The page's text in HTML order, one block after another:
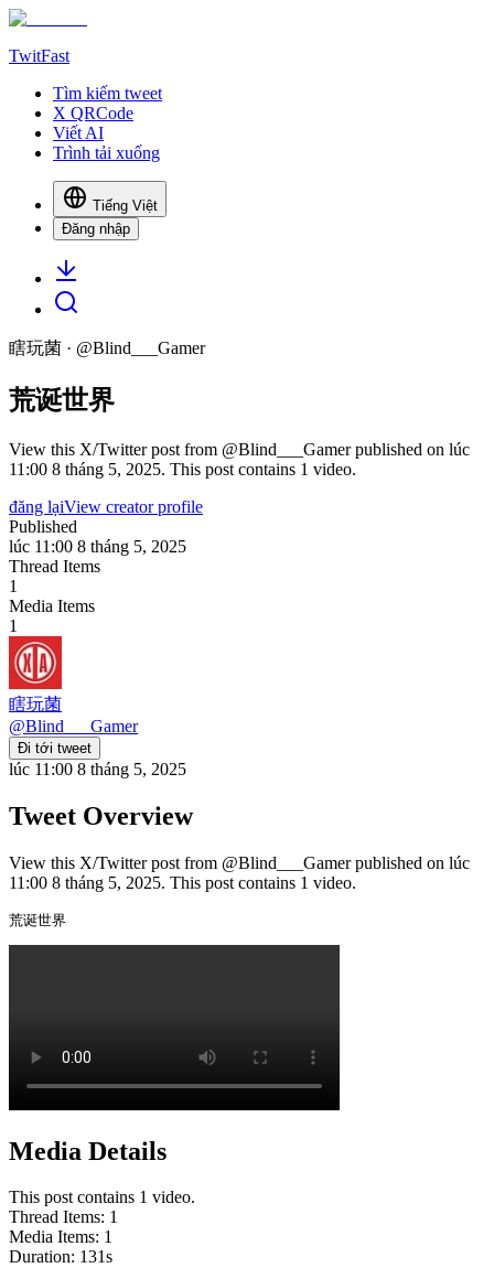
TwitFast
Tìm kiếm tweet
X QRCode
Viết AI
Trình tải xuống
Tiếng Việt
Đăng nhập
瞎玩菌 · @Blind___Gamer
荒诞世界
View this X/Twitter post from @Blind___Gamer published on lúc
11:00 8 tháng 5, 2025. This post contains 1 video.
đăng lạiView creator profile
Published
lúc 11:00 8 tháng 5, 2025
Thread Items
1
Media Items
1
瞎玩菌
@Blind___Gamer
Đi tới tweet
lúc 11:00 8 tháng 5, 2025
Tweet Overview
View this X/Twitter post from @Blind___Gamer published on lúc
11:00 8 tháng 5, 2025. This post contains 1 video.
荒诞世界
Media Details
This post contains 1 video.
Thread Items: 1
Media Items: 1
Duration: 131s